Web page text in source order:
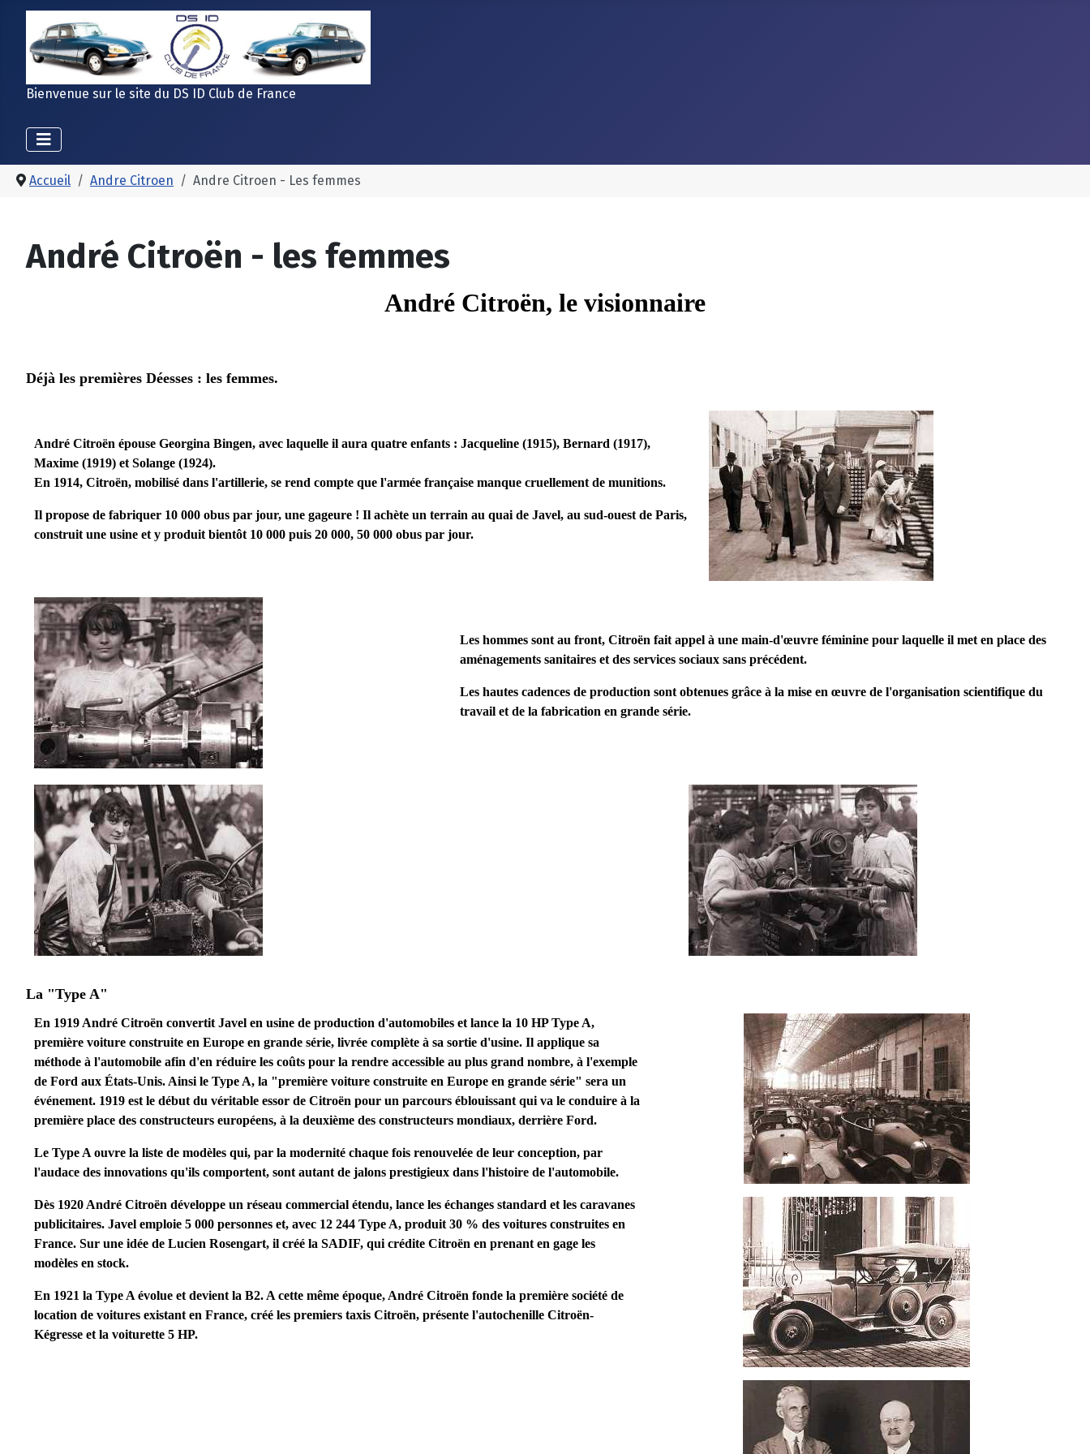
Bienvenue sur le site du DS ID Club de France
Accueil Andre Citroen Andre Citroen - Les femmes
André Citroën - les femmes
André Citroën, le visionnaire
Déjà les premières Déesses : les femmes.
André Citroën épouse Georgina Bingen, avec laquelle il aura quatre enfants : Jacqueline (1915), Bernard (1917),
Maxime (1919) et Solange (1924).
En 1914, Citroën, mobilisé dans l'artillerie, se rend compte que l'armée française manque cruellement de munitions.
Il propose de fabriquer 10 000 obus par jour, une gageure ! Il achète un terrain au quai de Javel, au sud-ouest de Paris,
construit une usine et y produit bientôt 10 000 puis 20 000, 50 000 obus par jour.
Les hommes sont au front, Citroën fait appel à une main-d'œuvre féminine pour laquelle il met en place des
aménagements sanitaires et des services sociaux sans précédent.
Les hautes cadences de production sont obtenues grâce à la mise en œuvre de l'organisation scientifique du
travail et de la fabrication en grande série.
La "Type A"
En 1919 André Citroën convertit Javel en usine de production d'automobiles et lance la 10 HP Type A,
première voiture construite en Europe en grande série, livrée complète à sa sortie d'usine. Il applique sa
méthode à l'automobile afin d'en réduire les coûts pour la rendre accessible au plus grand nombre, à l'exemple
de Ford aux États-Unis. Ainsi le Type A, la "première voiture construite en Europe en grande série" sera un
événement. 1919 est le début du véritable essor de Citroën pour un parcours éblouissant qui va le conduire à la
première place des constructeurs européens, à la deuxième des constructeurs mondiaux, derrière Ford.
Le Type A ouvre la liste de modèles qui, par la modernité chaque fois renouvelée de leur conception, par
l'audace des innovations qu'ils comportent, sont autant de jalons prestigieux dans l'histoire de l'automobile.
Dès 1920 André Citroën développe un réseau commercial étendu, lance les échanges standard et les caravanes
publicitaires. Javel emploie 5 000 personnes et, avec 12 244 Type A, produit 30 % des voitures construites en
France. Sur une idée de Lucien Rosengart, il créé la SADIF, qui crédite Citroën en prenant en gage les
modèles en stock.
En 1921 la Type A évolue et devient la B2. A cette même époque, André Citroën fonde la première société de
location de voitures existant en France, créé les premiers taxis Citroën, présente l'autochenille Citroën-
Kégresse et la voiturette 5 HP.